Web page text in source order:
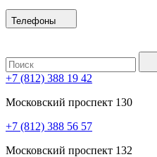
Телефоны
+7 (812) 388 19 42
Московский проспект 130
+7 (812) 388 56 57
Московский проспект 132